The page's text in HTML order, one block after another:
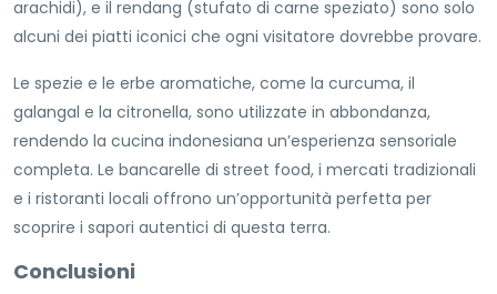
arachidi), e il rendang (stufato di carne speziato) sono solo
alcuni dei piatti iconici che ogni visitatore dovrebbe provare.
Le spezie e le erbe aromatiche, come la curcuma, il
galangal e la citronella, sono utilizzate in abbondanza,
rendendo la cucina indonesiana un’esperienza sensoriale
completa. Le bancarelle di street food, i mercati tradizionali
e i ristoranti locali offrono un’opportunità perfetta per
scoprire i sapori autentici di questa terra.
Conclusioni